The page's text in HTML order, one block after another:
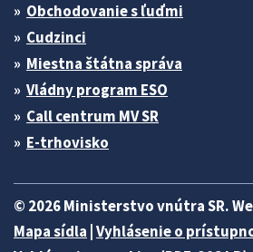
Obchodovanie s ľuďmi
Cudzinci
Miestna štátna správa
Vládny program ESO
Call centrum MV SR
E-trhovisko
© 2026 Ministerstvo vnútra SR.
Mapa sídla Vyhlásenie o